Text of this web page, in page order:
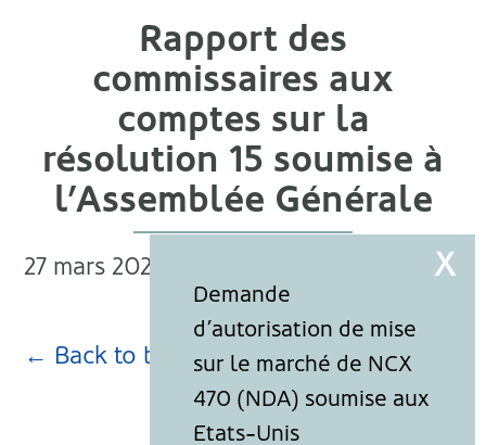
Rapport des
commissaires aux
comptes sur la
résolution 15 soumise à
l’Assemblée Générale
27 mars 2024
← Back to blog page